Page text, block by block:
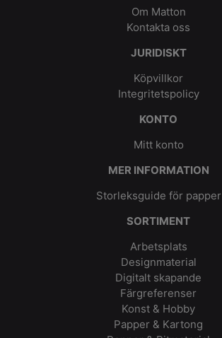
Om Matton
Kontakta oss
JURIDISKT
Köpvillkor
Integritetspolicy
KONTO
Mitt konto
MER INFORMATION
Storleksguide för papper
SORTIMENT
Arbetsplats
Designmaterial
Digitalt skapande
Färgreferenser
Konst & Hobby
Papper & Kartong